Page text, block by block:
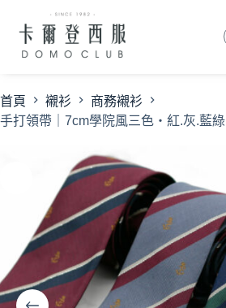
首頁 襯衫
商務襯衫
手打領帶｜7cm學院風三色・紅.灰.藍綠